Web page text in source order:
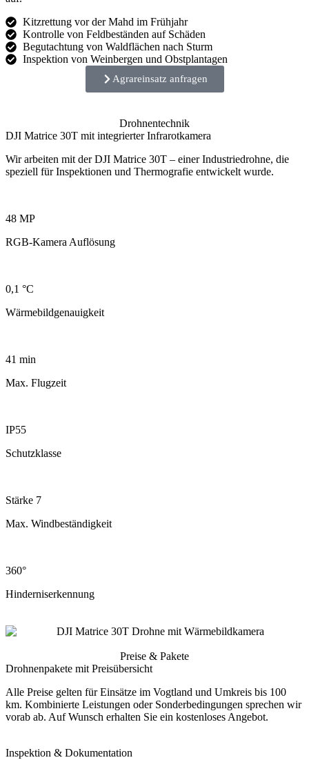
Kitzrettung vor der Mahd im Frühjahr
Kontrolle von Feldbeständen auf Schäden
Begutachtung von Waldflächen nach Sturm
Inspektion von Weinbergen und Obstplantagen
Agrareinsatz anfragen
Drohnentechnik
DJI Matrice 30T mit integrierter Infrarotkamera
Wir arbeiten mit der DJI Matrice 30T – einer Industriedrohne, die
speziell für Inspektionen und Thermografie entwickelt wurde.
48 MP
RGB-Kamera Auflösung
0,1 °C
Wärmebildgenauigkeit
41 min
Max. Flugzeit
IP55
Schutzklasse
Stärke 7
Max. Windbeständigkeit
360°
Hinderniserkennung
Preise & Pakete
Drohnenpakete mit Preisübersicht
Alle Preise gelten für Einsätze im Vogtland und Umkreis bis 100
km. Kombinierte Leistungen oder Sonderbedingungen sprechen wir
vorab ab. Auf Wunsch erhalten Sie ein kostenloses Angebot.
Inspektion & Dokumentation